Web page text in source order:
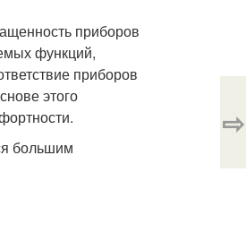
приборов
функций,
приборов
этого
большим
⇨